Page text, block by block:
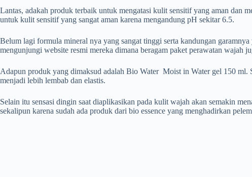
Lantas, adakah produk terbaik untuk mengatasi kulit sensitif yang aman dan
untuk kulit sensitif yang sangat aman karena mengandung pH sekitar 6.5.
Belum lagi formula mineral nya yang sangat tinggi serta kandungan
mengunjungi website resmi mereka dimana beragam paket perawatan wajah
Adapun produk yang dimaksud adalah Bio Water Moist in Water gel 150
menjadi lebih lembab dan elastis.
Selain itu sensasi dingin saat diaplikasikan pada kulit wajah akan semakin
sekalipun karena sudah ada produk dari bio essence yang menghadirkan